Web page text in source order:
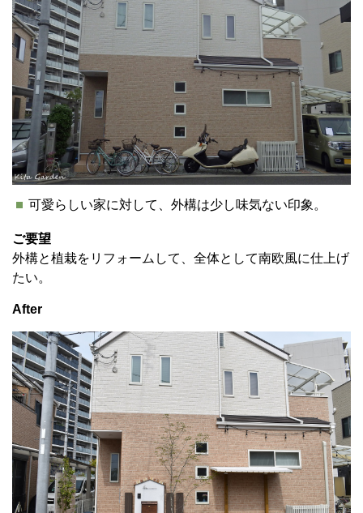
可愛らしい家に対して、外構は少し味気ない印象。
ご要望
外構と植栽をリフォームして、全体として南欧風に仕上げ
たい。
After